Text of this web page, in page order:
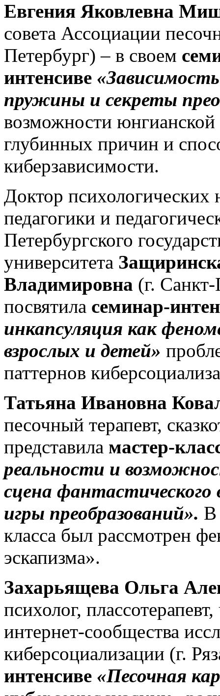
Евгения Яковлевна
совета Ассоциации
Петербург) – в своем
интенсиве
пружины и секреты
возможности
глубинных причин и
киберзависимости.
Доктор психологических
педагогики и
Петербургского
университета
Владимировна (г.
посвятила семинар-
инкапсуляция как
взрослых и детей»
паттернов
Татьяна Ивановна
песочный терапевт,
представила мастер-
реальности и
сцена фантастического
игры преобразований». В
класса был рассмотрен
эскапизма».
Захарьящева Ольга
психолог,
интернет-сообщества
киберсоциализации (г.
интенсиве «Песочная